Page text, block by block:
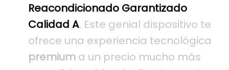
Reacondicionado Garantizado
Calidad A. Este genial dispositivo te
ofrece una experiencia tecnológica
premium a un precio mucho más